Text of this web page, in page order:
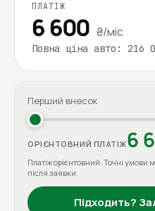
ПЛАТІЖ
6 600 ₴/міс
Повна ціна авто: 216
Перший внесок
ОРІЄНТОВНИЙ ПЛАТІЖ6
Платіж орієнтовний. Точні умови
після заявки.
Підходить?